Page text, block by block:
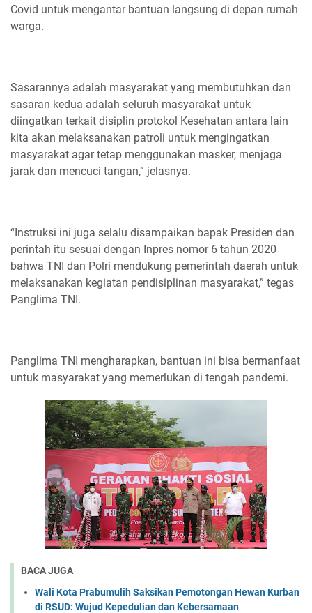
Covid untuk mengantar bantuan langsung di depan rumah
warga.
Sasarannya adalah masyarakat yang membutuhkan dan
sasaran kedua adalah seluruh masyarakat untuk
diingatkan terkait disiplin protokol Kesehatan antara lain
kita akan melaksanakan patroli untuk mengingatkan
masyarakat agar tetap menggunakan masker, menjaga
jarak dan mencuci tangan,” jelasnya.
“Instruksi ini juga selalu disampaikan bapak Presiden dan
perintah itu sesuai dengan Inpres nomor 6 tahun 2020
bahwa TNI dan Polri mendukung pemerintah daerah untuk
melaksanakan kegiatan pendisiplinan masyarakat,” tegas
Panglima TNI.
Panglima TNI mengharapkan, bantuan ini bisa bermanfaat
untuk masyarakat yang memerlukan di tengah pandemi.
BACA JUGA
Wali Kota Prabumulih Saksikan Pemotongan Hewan Kurban
di RSUD: Wujud Kepedulian dan Kebersamaan